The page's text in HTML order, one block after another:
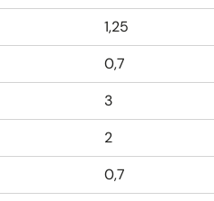
1,25
0,7
3
2
0,7